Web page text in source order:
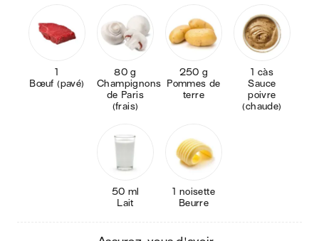
1
Bœuf (pavé)
80 g
Champignons
de Paris
(frais)
250 g
Pommes de
terre
1 càs
Sauce
poivre
(chaude)
50 ml
Lait
1 noisette
Beurre